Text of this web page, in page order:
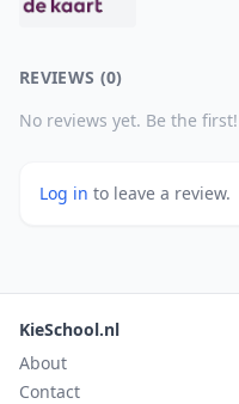
REVIEWS (0)
No reviews yet. Be the first!
Log in to leave a review.
KieSchool.nl
About
Contact